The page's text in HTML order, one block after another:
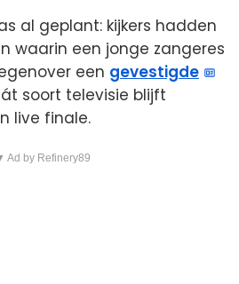
al geplant: kijkers hadden
waarin een jonge zangeres
een gevestigde
soort televisie blijft
live finale.
Ad by Refinery89